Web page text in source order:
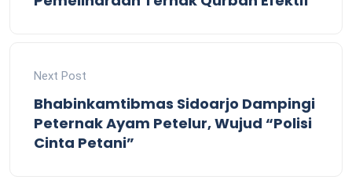
Next Post
Bhabinkamtibmas Sidoarjo Dampingi
Peternak Ayam Petelur, Wujud “Polisi
Cinta Petani”